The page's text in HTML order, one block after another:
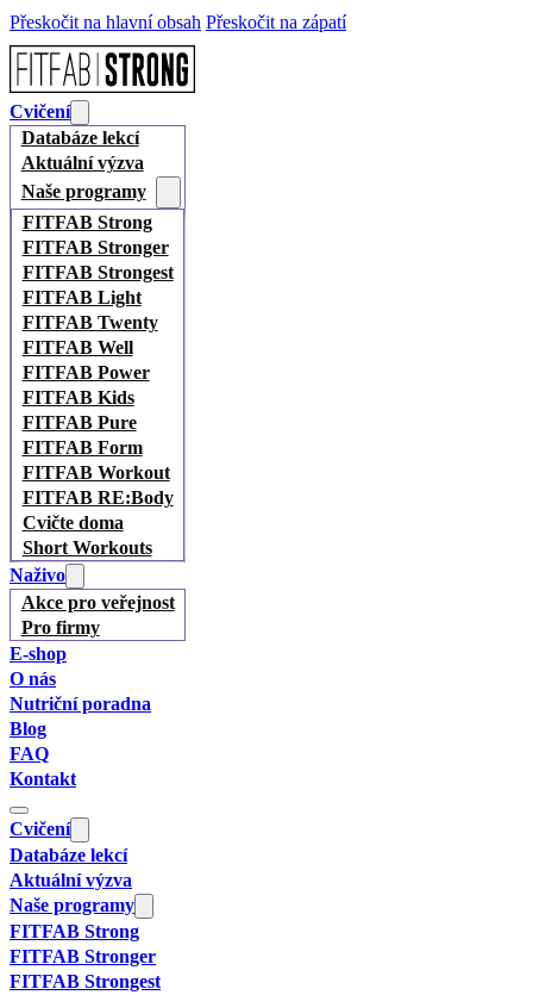
Přeskočit na hlavní obsah Přeskočit na zápatí
Cvičení
Databáze lekcí
Aktuální výzva
Naše programy
FITFAB Strong
FITFAB Stronger
FITFAB Strongest
FITFAB Light
FITFAB Twenty
FITFAB Well
FITFAB Power
FITFAB Kids
FITFAB Pure
FITFAB Form
FITFAB Workout
FITFAB RE:Body
Cvičte doma
Short Workouts
Naživo
Akce pro veřejnost
Pro firmy
E-shop
O nás
Nutriční poradna
Blog
FAQ
Kontakt
Cvičení
Databáze lekcí
Aktuální výzva
Naše programy
FITFAB Strong
FITFAB Stronger
FITFAB Strongest